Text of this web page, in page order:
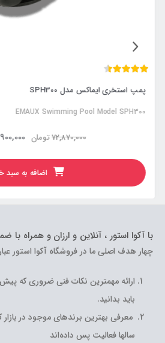
پمپ استخری ایماکس مدل SPH300
EMAUX Swimming Pool Model SPH300
تومان72,870,000
اضافه به سبد
با آکوا استور ، آنلاین و ارزان و همراه با
چهار هدف اصلی ما در فروشگاه آکوا استور
ارائه مهمترین نکات فنی ضروری که
باید بدانید.
معرفی بهترین برندهای موجود در
سالها فعالیت پس داده‌اند